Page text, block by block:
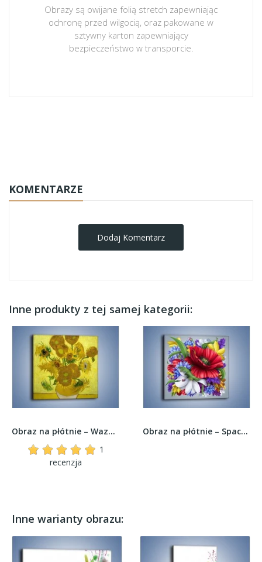
Obrazy są owijane folią stretch zapewniając
ochronę przed wilgocią, oraz pakowane w
sztywny karton zapewniający
bezpieczeństwo w transporcie.
KOMENTARZE
Dodaj Komentarz
Inne produkty z tej samej kategorii:
Obraz na płótnie – Wazon na polskim stole –...
1
recenzja
Obraz na płótnie – Spacer biedronki po...
Inne warianty obrazu: